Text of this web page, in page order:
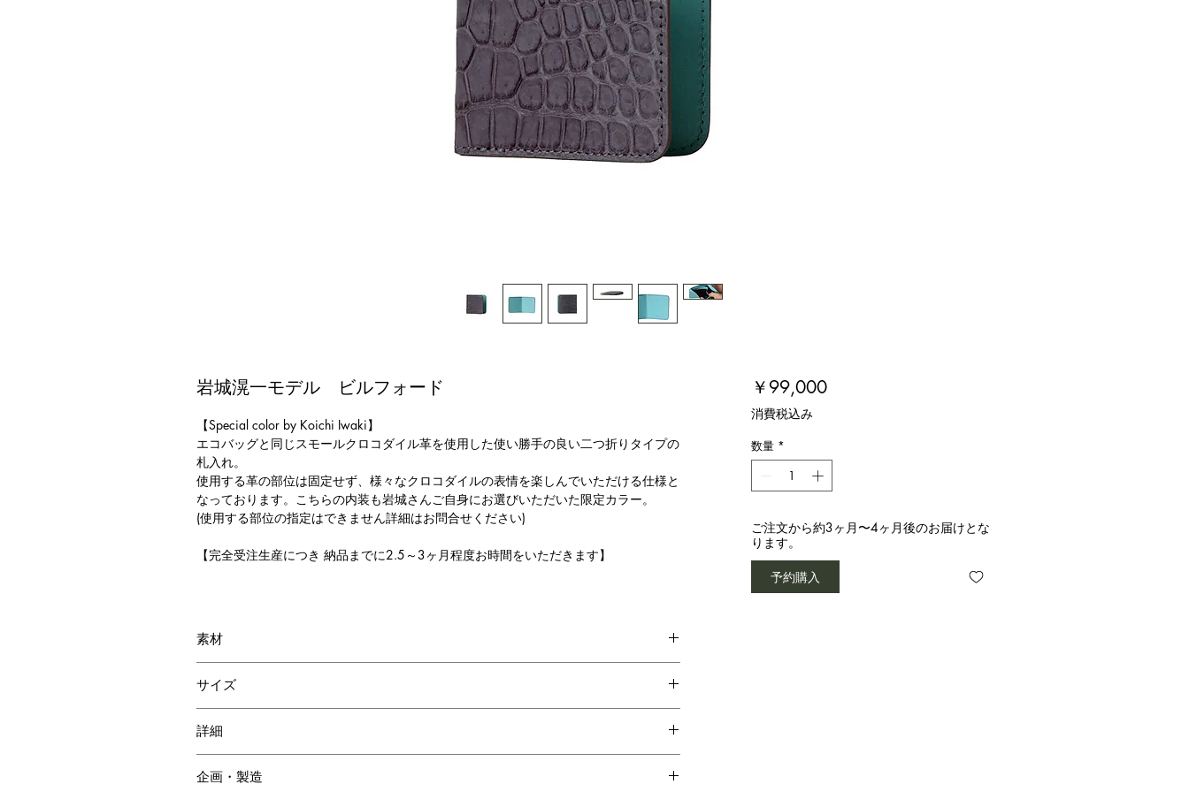
​岩城滉一モデル ビルフォード
【Special color by Koichi Iwaki】
エコバッグと同じスモールクロコダイル革を使用した使い勝手の良い二つ折りタイプの
札入れ。
使用する革の部位は固定せず、様々なクロコダイルの表情を楽しんでいただける仕様と
なっております。こちらの内装も岩城さんご自身にお選びいただいた限定カラー。​
(使用する部位の指定はできません詳細はお問合せください)
【完全受注生産につき 納品までに2.5～3ヶ月程度お時間をいただきます】
素材
牛革
サイズ
高さ: 9cm
幅: 9cm
詳細
企画・製造
￥99,000価
消費税込み
数量 *
ご注文から約3ヶ月〜4ヶ月後のお届けとな
ります。
予約購入